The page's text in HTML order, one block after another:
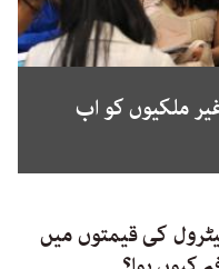
ملکیوں کو اب
کی قیمتوں میں